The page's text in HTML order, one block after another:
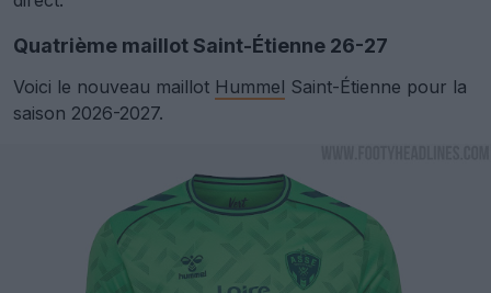
Quatrième maillot Saint-Étienne 26-27
Voici le nouveau maillot Hummel Saint-Étienne pour la
saison 2026-2027.